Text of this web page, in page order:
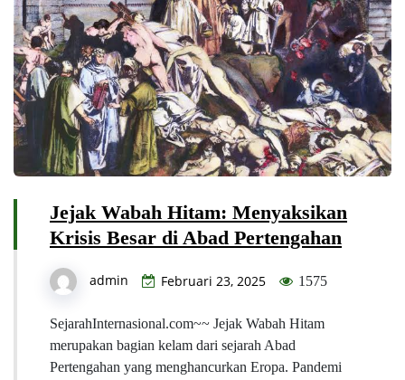
Jejak Wabah Hitam: Menyaksikan
Krisis Besar di Abad Pertengahan
admin Februari 23, 2025 1575
SejarahInternasional.com~~ Jejak Wabah Hitam
merupakan bagian kelam dari sejarah Abad
Pertengahan yang menghancurkan Eropa. Pandemi